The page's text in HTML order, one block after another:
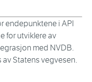
endepunktene i API
for utviklere av
med NVDB.
Statens vegvesen.